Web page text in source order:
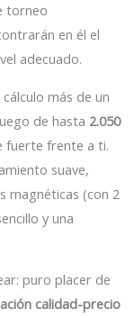
torneo
en él el
adecuado.
más de un
de hasta 2.050
fuerte frente a ti.
suave,
magnéticas (con 2
y una
puro placer de
calidad-precio